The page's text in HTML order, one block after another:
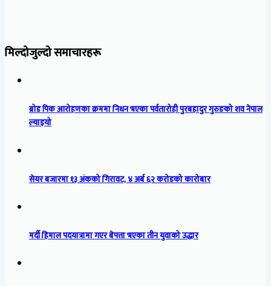
मिल्दोजुल्दो समाचारहरू
ब्रोड पिक आरोहणका क्रममा निधन भएका पर्वतारोही पुरबहादुर गुरुङको शव नेपाल
ल्याइयो
सेयर बजारमा १३ अंकको गिरावट, ४ अर्ब ६२ करोडको कारोबार
मर्दी हिमाल पदयात्रामा गएर बेपत्ता भएका तीन युवाको उद्धार